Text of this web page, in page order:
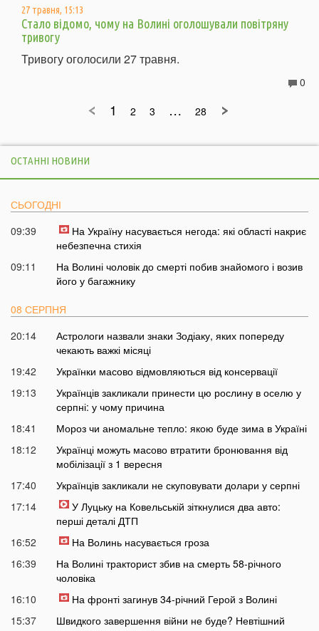
27 травня, 15:13
Стало відомо, чому на Волині оголошували повітряну
тривогу
Тривогу оголосили 27 травня.
0
1 2 3 … 28
ОСТАННІ НОВИНИ
СЬОГОДНІ
09:39
На Україну насувається негода: які області накриє
небезпечна стихія
09:11
На Волині чоловік до смерті побив знайомого і возив
його у багажнику
08 СЕРПНЯ
20:14
Астрологи назвали знаки Зодіаку, яких попереду
чекають важкі місяці
19:42
Українки масово відмовляються від консервації
19:13
Українців закликали принести цю рослину в оселю у
серпні: у чому причина
18:41
Мороз чи аномальне тепло: якою буде зима в Україні
18:12
Українці можуть масово втратити бронювання від
мобілізації з 1 вересня
17:40
Українців закликали не скуповувати долари у серпні
17:14
У Луцьку на Ковельській зіткнулися два авто:
перші деталі ДТП
16:52
На Волинь насувається гроза
16:39
На Волині тракторист збив на смерть 58-річного
чоловіка
16:10
На фронті загинув 34-річний Герой з Волині
15:37
Швидкого завершення війни не буде? Невтішний